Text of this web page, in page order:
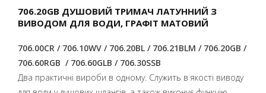
706.20GB ДУШОВИЙ ТРИМАЧ ЛАТУННИЙ З
ВИВОДОМ ДЛЯ ВОДИ, ГРАФІТ МАТОВИЙ
706.00CR / 706.10WV / 706.20BL / 706.21BLM / 706.20GB /
706.60RGB / 706.60GLB / 706.30SSB
Два практичні вироби в одному. Служить в якості виводу